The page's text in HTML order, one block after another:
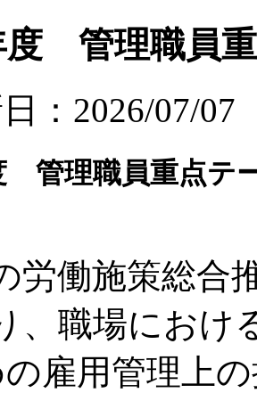
度 管理職員
：2026/07/07
管理職員重点テ
労働施策総合
、職場におけ
の雇用管理上